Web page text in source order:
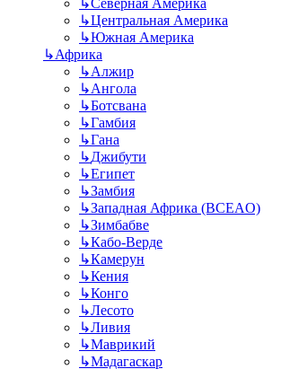
↳Центральная Америка
↳Южная Америка
↳Африка
↳Алжир
↳Ангола
↳Ботсвана
↳Гамбия
↳Гана
↳Джибути
↳Египет
↳Замбия
↳Западная Африка (BCEAO)
↳Зимбабве
↳Кабо-Верде
↳Камерун
↳Кения
↳Конго
↳Лесото
↳Ливия
↳Маврикий
↳Мадагаскар